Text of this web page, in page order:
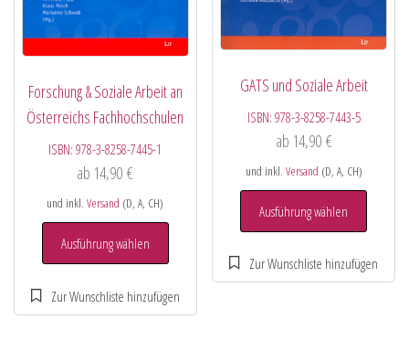
Forschung & Soziale Arbeit an
Österreichs Fachhochschulen
ISBN:978-3-8258-7445-1
ab 14,90€
und inkl.Versand (D, A, CH)
Ausführung wählen
GATS und Soziale Arbeit
ISBN: 978-3-8258-7443-5
ab 14,90 €
und inkl. Versand (D, A, CH)
Ausführung wählen